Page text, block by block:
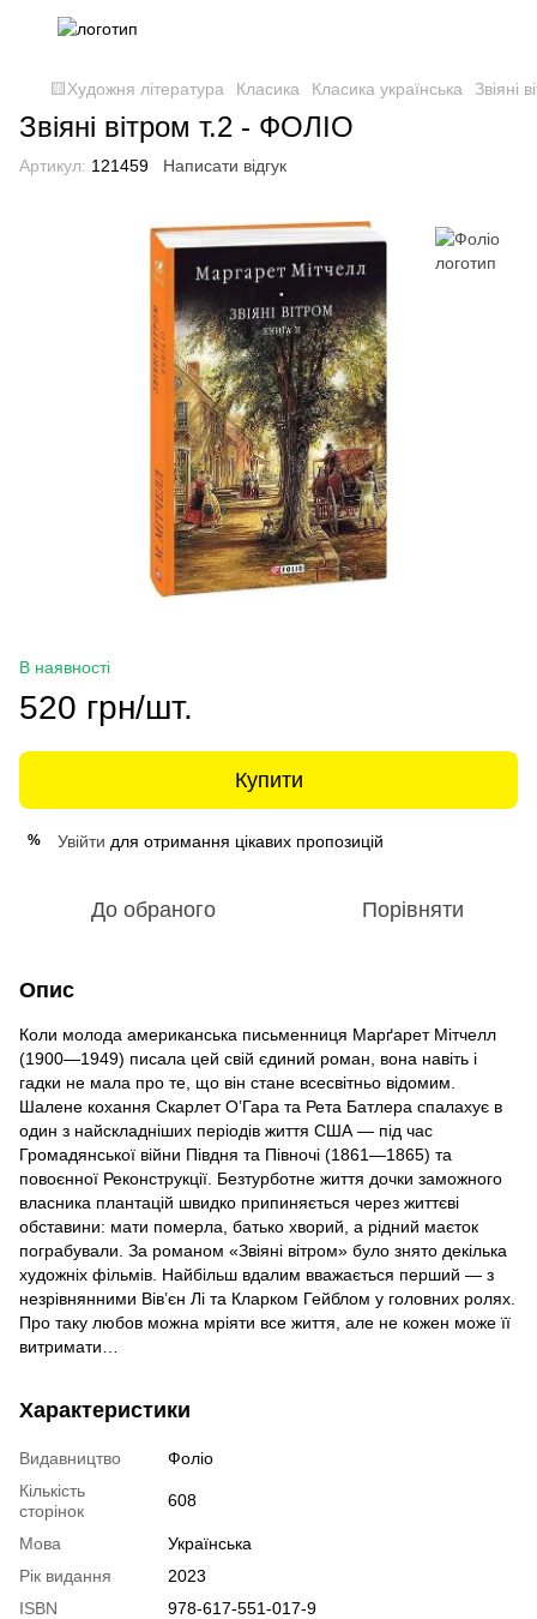
🟨Художня література Класика Класика українська Звіяні
Звіяні вітром т.2 - ФОЛІО
Артикул: 121459 Написати відгук
В наявності
520 грн/шт.
Купити
% Увійти для отримання цікавих пропозицій
До обраного Порівняти
Опис
Коли молода американська письменниця Марґарет Мітчелл
(1900—1949) писала цей свій єдиний роман, вона навіть і
гадки не мала про те, що він стане всесвітньо відомим.
Шалене кохання Скарлет О’Гара та Рета Батлера спалахує в
один з найскладніших періодів життя США — під час
Громадянської війни Півдня та Півночі (1861—1865) та
повоєнної Реконструкції. Безтурботне життя дочки заможного
власника плантацій швидко припиняється через життєві
обставини: мати померла, батько хворий, а рідний маєток
пограбували. За романом «Звіяні вітром» було знято декілька
художніх фільмів. Найбільш вдалим вважається перший — з
незрівнянними Вів’єн Лі та Кларком Гейблом у головних ролях.
Про таку любов можна ­мріяти все життя, але не кожен може її
витримати…
Характеристики
Видавництво
Фоліо
Кількість
сторінок
608
Мова
Українська
Рік видання
2023
ISBN
978-617-551-017-9